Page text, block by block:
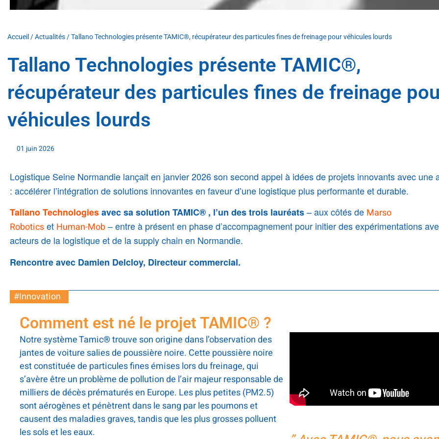
Accueil /Actualités /Tallano Technologies présente TAMIC®, récupérateur des particules fines de freinage pour véhicules lourds
Tallano Technologies présente TAMIC®,
récupérateur des particules fines de freinage
véhicules lourds
01 juin 2026
Logistique Seine Normandie lançait en janvier 2026 son second appel à idées de projets innovants avec une
: accélérer l’intégration de solutions innovantesen faveur d’une logistique plus performante et durable.
Tallano Technologiesavec sa solution TAMIC® , l’un des trois lauréats– aux côtés de Marso
Roboticset Human-Mob– entre à présent en phase d’accompagnement pour initier des expérimentations
acteurs de la logistique et de la supply chain en Normandie.
Rencontre avec Damien Delcloy, Directeur commercial.
#Innovation
Comment est né le projet TAMIC® ?
Notre système Tamic®trouve son origine dans l’observation des
jantes de voiture salies de poussière noire. Cette poussière noire
est constituée de particules fines émises lors du freinage, qui
s’avère être un problème de pollution de l’air majeur responsable de
milliers de décès prématurés en Europe. Les plus petites (PM2.5)
sont aérogènes et pénètrent dans le sang par les poumons et
causent des maladies graves, tandis que les plus grosses polluent
les sols et les eaux.